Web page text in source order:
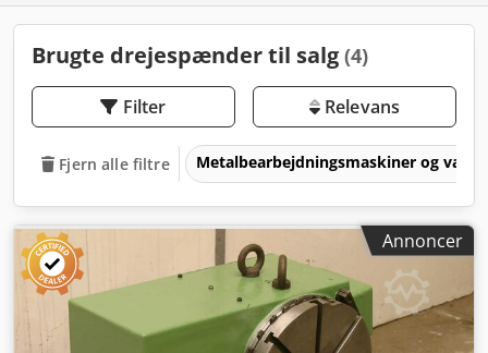
Brugte drejespænder til salg (4)
Filter Relevans
Fjern alle filtre Metalbearbejdningsmaskiner og
Annoncer